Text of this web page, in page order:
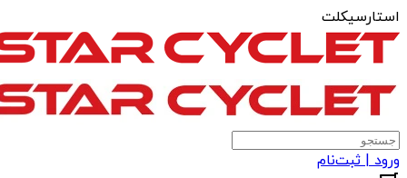
استارسیکلت
ورود | ثبت‌نام